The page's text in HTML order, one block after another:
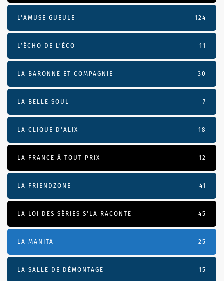
L'AMUSE GUEULE 124
L’ÉCHO DE L’ÉCO 11
LA BARONNE ET COMPAGNIE 30
LA BELLE SOUL 7
LA CLIQUE D'ALIX 18
LA FRANCE À TOUT PRIX 12
LA FRIENDZONE 41
LA LOI DES SÉRIES S'LA RACONTE 45
LA MANITA 25
LA SALLE DE DÉMONTAGE 15